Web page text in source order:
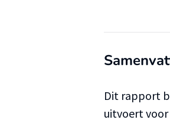
Dit rapport
uitvoert